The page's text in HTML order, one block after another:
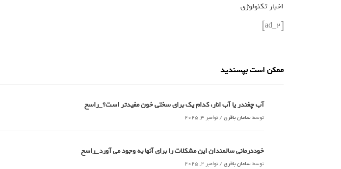
اخبار تکنولوژی
[ad_2]
ممکن است بپسندید
آب چغندر یا آب انار، کدام‌ یک برای سختی خون مفیدتر است؟_راسخ
توسطسامان باقری / نوامبر 3, 2025
خوددرمانی سالمندان این مشکلات را برای آنها به وجود می آورد_راسخ
توسطسامان باقری / نوامبر 2, 2025